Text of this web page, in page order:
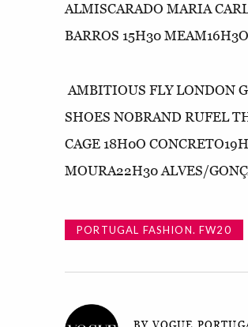
ALMISCARADO MARIA
BARROS 15H30
AMBITIOUS FLY LONDON
SHOES NOBRAND RUFEL
CAGE 18H0O
MOURA22H30 ALVES/
PORTUGAL FASHION. FW20